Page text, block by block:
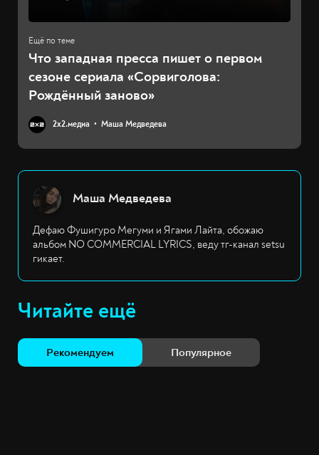
Что западная пресса пишет о первом
сезоне сериала «Сорвиголова:
Рождённый заново»
2х2.медиа Маша Медведева
Маша Медведева
Дефаю Фушигуро Мегуми и Ягами Лайта, обожаю
альбом NO COMMERCIAL LYRICS, веду тг-канал setsu
гикает.
Читайте ещё
Рекомендуем Популярное